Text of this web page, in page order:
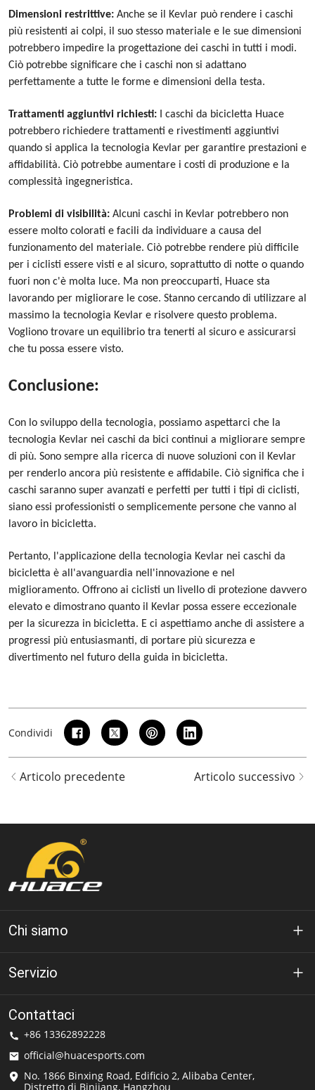
Dimensioni restrittive: Anche se il Kevlar può rendere i caschi
più resistenti ai colpi, il suo stesso materiale e le sue dimensioni
potrebbero impedire la progettazione dei caschi in tutti i modi.
Ciò potrebbe significare che i caschi non si adattano
perfettamente a tutte le forme e dimensioni della testa.
Trattamenti aggiuntivi richiesti:
I caschi da bicicletta Huace
potrebbero richiedere trattamenti e rivestimenti aggiuntivi
quando si applica la tecnologia Kevlar per garantire prestazioni e
affidabilità. Ciò potrebbe aumentare i costi di produzione e la
complessità ingegneristica.
Problemi di visibilità: Alcuni caschi in Kevlar potrebbero non
essere molto colorati e facili da individuare a causa del
funzionamento del materiale. Ciò potrebbe rendere più difficile
per i ciclisti essere visti e al sicuro, soprattutto di notte o quando
fuori non c'è molta luce. Ma non preoccuparti, Huace sta
lavorando per migliorare le cose. Stanno cercando di utilizzare al
massimo la tecnologia Kevlar e risolvere questo problema.
Vogliono trovare un equilibrio tra tenerti al sicuro e assicurarsi
che tu possa essere visto.
Conclusione:
Con lo sviluppo della tecnologia, possiamo aspettarci che la
tecnologia Kevlar nei caschi da bici continui a migliorare sempre
di più. Sono sempre alla ricerca di nuove soluzioni con il Kevlar
per renderlo ancora più resistente e affidabile. Ciò significa che i
caschi saranno super avanzati e perfetti per tutti i tipi di ciclisti,
siano essi professionisti o semplicemente persone che vanno al
lavoro in bicicletta.
Pertanto, l'applicazione della tecnologia Kevlar nei caschi da
bicicletta è all'avanguardia nell'innovazione e nel
miglioramento. Offrono ai ciclisti un livello di protezione davvero
elevato e dimostrano quanto il Kevlar possa essere eccezionale
per la sicurezza in bicicletta. E ci aspettiamo anche di assistere a
progressi più entusiasmanti, di portare più sicurezza e
divertimento nel futuro della guida in bicicletta.
Condividi
Articolo precedente Articolo successivo
Chi siamo
A proposito di Huáce
Soluzione
Servizio
politica sulla riservatezza
Termini di utilizzo
Servizio di spedizione
Contattaci
+86 13362892228
official@huacesports.com
No. 1866 Binxing Road, Edificio 2, Alibaba Center,
Distretto di Binjiang, Hangzhou